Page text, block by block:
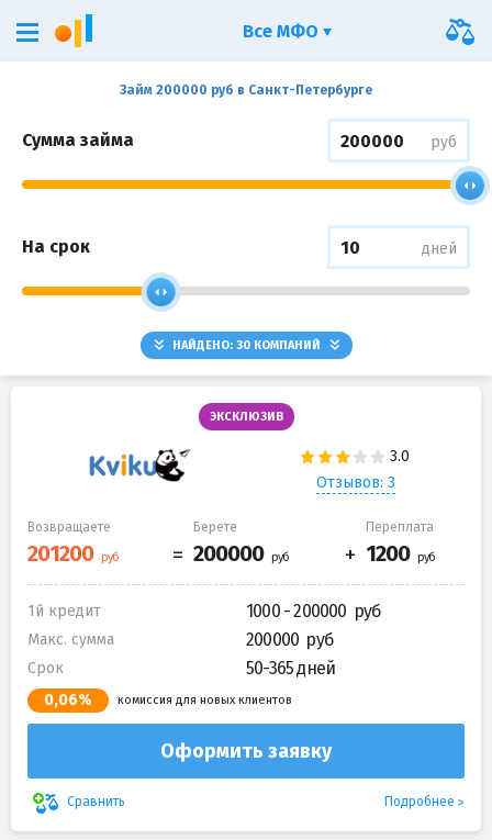
Займ 200000 руб в Санкт-Петербурге
Сумма займа руб
На срок дней
НАЙДЕНО: 30КОМПАНИЙ
ЭКСКЛЮЗИВ
Отзывов: 3
Возвращаете Берете Переплата
1й кредит 1000 - 200000
Макс. сумма 200000
Срок 50-365 дней
0,06% комиссия для новых клиентов
Оформить заявку
Сравнить Подробнее
Все МФО